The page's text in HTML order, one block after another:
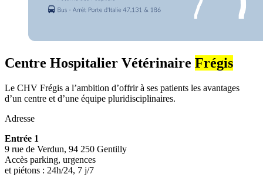
Centre Hospitalier Vétérinaire Frégis
Le CHV Frégis a l’ambition d’offrir à ses patients les avantages
d’un centre et d’une équipe pluridisciplinaires.
Adresse
Entrée 1
9 rue de Verdun, 94 250 Gentilly
Accès parking, urgences
et piétons : 24h/24, 7 j/7